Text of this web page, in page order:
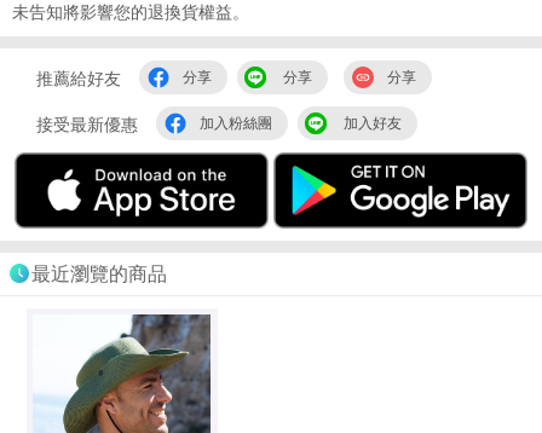
未告知將影響您的退換貨權益。
推薦給好友 分享 分享 分享
接受最新優惠 加入粉絲團 加入好友
最近瀏覽的商品